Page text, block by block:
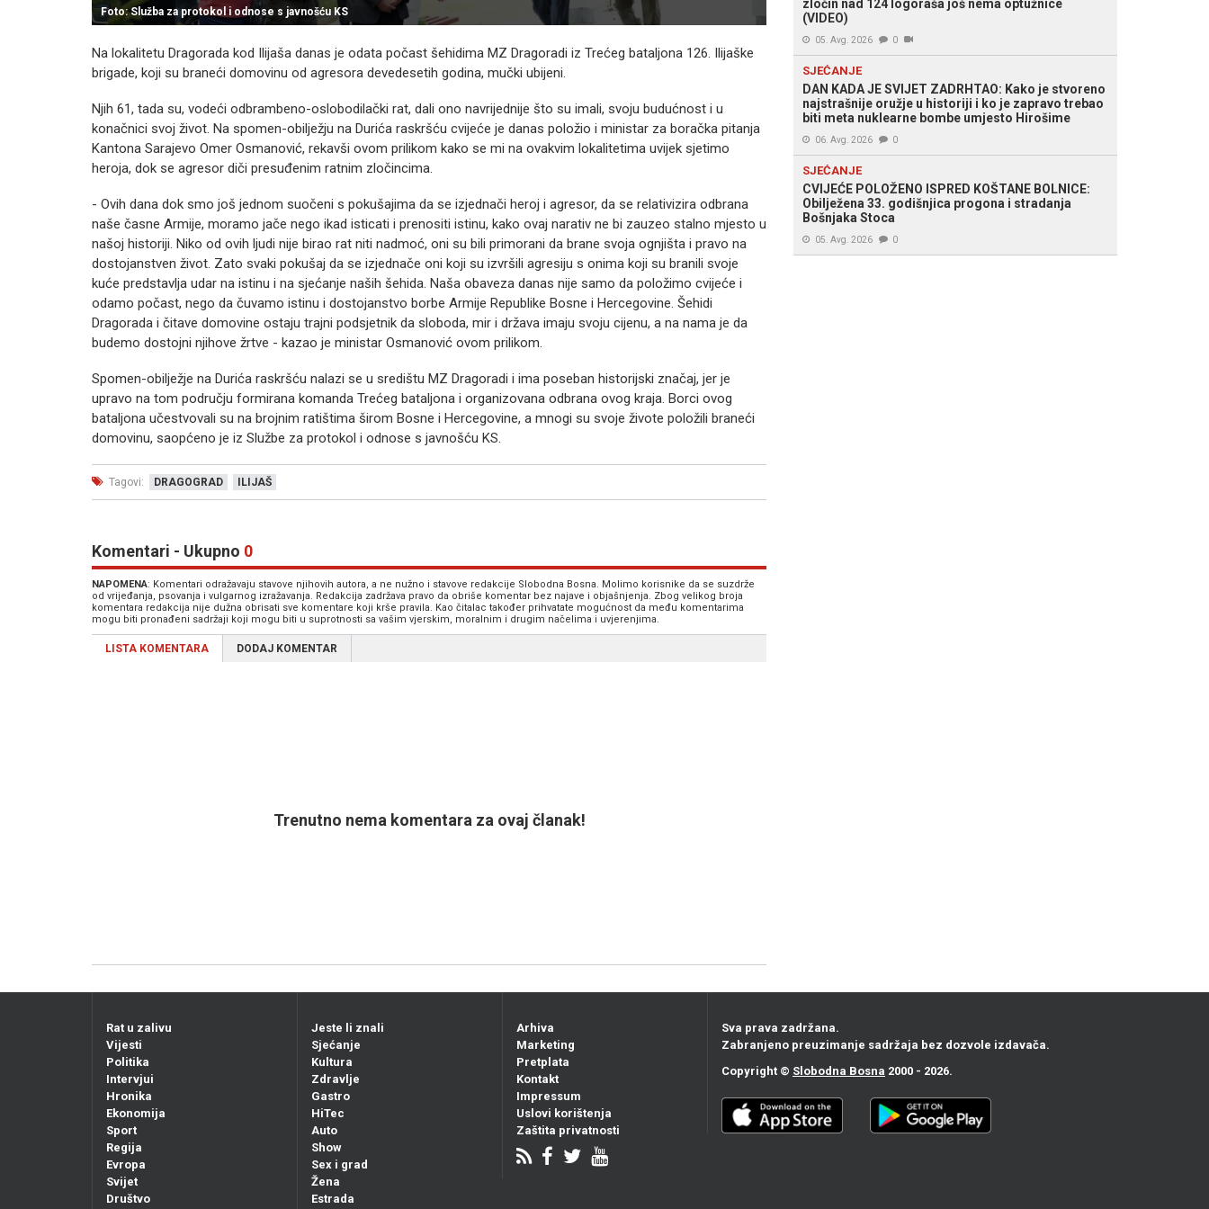
Foto: Služba za protokol i odnose s javnošću KS
Na lokalitetu Dragorada kod Ilijaša danas je odata počast šehidima MZ Dragoradi iz Trećeg bataljona 126. Ilijaške
brigade, koji su braneći domovinu od agresora devedesetih godina, mučki ubijeni.
Njih 61, tada su, vodeći odbrambeno-oslobodilački rat, dali ono navrijednije što su imali, svoju budućnost i u
konačnici svoj život. Na spomen-obilježju na Durića raskršću cvijeće je danas položio i ministar za boračka pitanja
Kantona Sarajevo Omer Osmanović, rekavši ovom prilikom kako se mi na ovakvim lokalitetima uvijek sjetimo
heroja, dok se agresor diči presuđenim ratnim zločincima.
- Ovih dana dok smo još jednom suočeni s pokušajima da se izjednači heroj i agresor, da se relativizira odbrana
naše časne Armije, moramo jače nego ikad isticati i prenositi istinu, kako ovaj narativ ne bi zauzeo stalno mjesto u
našoj historiji. Niko od ovih ljudi nije birao rat niti nadmoć, oni su bili primorani da brane svoja ognjišta i pravo na
dostojanstven život. Zato svaki pokušaj da se izjednače oni koji su izvršili agresiju s onima koji su branili svoje
kuće predstavlja udar na istinu i na sjećanje naših šehida. Naša obaveza danas nije samo da položimo cvijeće i
odamo počast, nego da čuvamo istinu i dostojanstvo borbe Armije Republike Bosne i Hercegovine. Šehidi
Dragorada i čitave domovine ostaju trajni podsjetnik da sloboda, mir i država imaju svoju cijenu, a na nama je da
budemo dostojni njihove žrtve - kazao je ministar Osmanović ovom prilikom.
Spomen-obilježje na Durića raskršću nalazi se u središtu MZ Dragoradi i ima poseban historijski značaj, jer je
upravo na tom području formirana komanda Trećeg bataljona i organizovana odbrana ovog kraja. Borci ovog
bataljona učestvovali su na brojnim ratištima širom Bosne i Hercegovine, a mnogi su svoje živote položili braneći
domovinu, saopćeno je iz Službe za protokol i odnose s javnošću KS.
Tagovi: DRAGOGRAD ILIJAŠ
Komentari - Ukupno 0
NAPOMENA: Komentari odražavaju stavove njihovih autora, a ne nužno i stavove redakcije Slobodna Bosna. Molimo korisnike da se suzdrže
od vrijeđanja, psovanja i vulgarnog izražavanja. Redakcija zadržava pravo da obriše komentar bez najave i objašnjenja. Zbog velikog broja
komentara redakcija nije dužna obrisati sve komentare koji krše pravila. Kao čitalac također prihvatate mogućnost da među komentarima
mogu biti pronađeni sadržaji koji mogu biti u suprotnosti sa vašim vjerskim, moralnim i drugim načelima i uvjerenjima.
LISTA KOMENTARA DODAJ KOMENTAR
Trenutno nema komentara za ovaj članak!
zločin nad 124 logoraša još nema optužnice
(VIDEO)
05. Avg. 2026 0
SJEĆANJE
DAN KADA JE SVIJET ZADRHTAO: Kako je stvoreno
najstrašnije oružje u historiji i ko je zapravo trebao
biti meta nuklearne bombe umjesto Hirošime
06. Avg. 2026 0
SJEĆANJE
CVIJEĆE POLOŽENO ISPRED KOŠTANE BOLNICE:
Obilježena 33. godišnjica progona i stradanja
Bošnjaka Stoca
05. Avg. 2026 0
Rat u zalivu
Vijesti
Politika
Intervjui
Hronika
Ekonomija
Sport
Regija
Evropa
Svijet
Društvo
Jeste li znali
Sjećanje
Kultura
Zdravlje
Gastro
HiTec
Auto
Show
Sex i grad
Žena
Estrada
Arhiva
Marketing
Pretplata
Kontakt
Impressum
Uslovi korištenja
Zaštita privatnosti
Sva prava zadržana.
Zabranjeno preuzimanje sadržaja bez dozvole izdavača.
Copyright © Slobodna Bosna 2000 - 2026.